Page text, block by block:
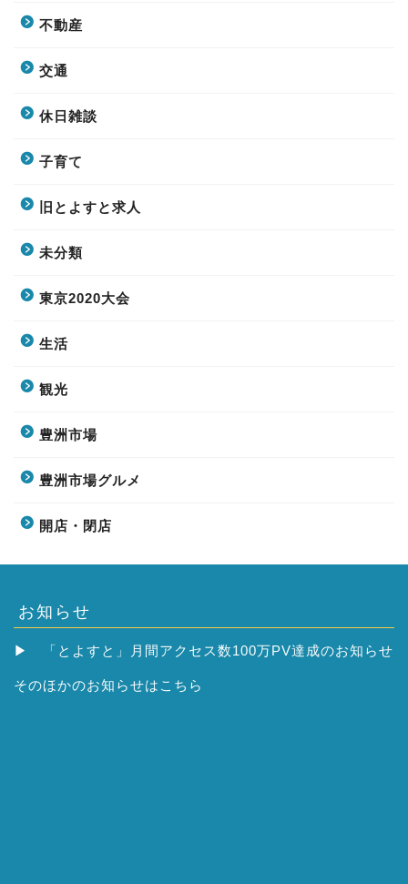
不動産
交通
休日雑談
子育て
旧とよすと求人
未分類
東京2020大会
生活
観光
豊洲市場
豊洲市場グルメ
開店・閉店
お知らせ
▶ 「とよすと」月間アクセス数100万PV達成のお知らせ
そのほかのお知らせはこちら